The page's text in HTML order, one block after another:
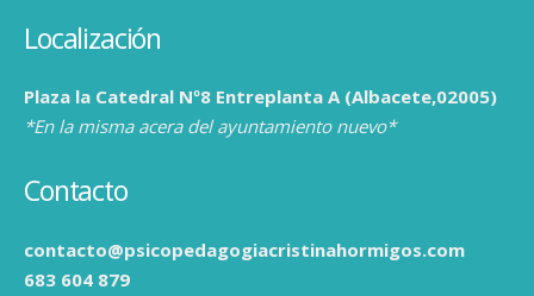
Localización
Plaza la Catedral Nº8 Entreplanta A (Albacete,02005)
*En la misma acera del ayuntamiento nuevo*
Contacto
contacto@psicopedagogiacristinahormigos.com
683 604 879